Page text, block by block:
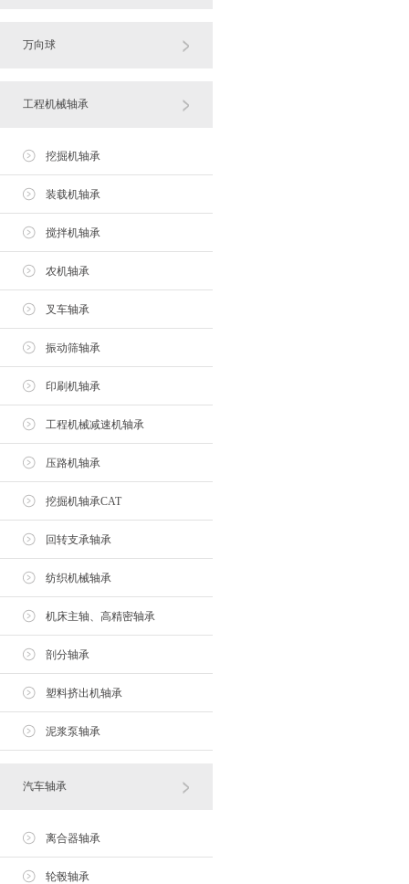
万向球
工程机械轴承
挖掘机轴承
装载机轴承
搅拌机轴承
农机轴承
叉车轴承
振动筛轴承
印刷机轴承
工程机械减速机轴承
压路机轴承
挖掘机轴承CAT
回转支承轴承
纺织机械轴承
机床主轴、高精密轴承
剖分轴承
塑料挤出机轴承
泥浆泵轴承
汽车轴承
离合器轴承
轮毂轴承